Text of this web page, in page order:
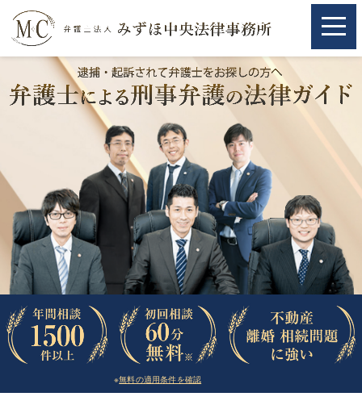
取扱分野
相続・遺言
離婚（夫婦間トラブル）
企業法務
労働問題（解雇，残業等）
刑事弁護
交通事故
※無料の適用条件を確認
取扱分野
相続・遺言
離婚（夫婦間トラブル）
企業法務
労働問題（解雇，残業等）
刑事弁護
交通事故